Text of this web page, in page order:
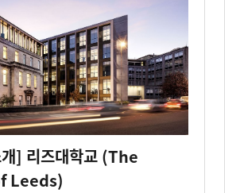
] 리즈대학교 (The
Leeds)